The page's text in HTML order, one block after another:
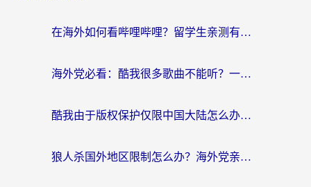
在海外如何看哔哩哔哩？留学生亲测有效的回国加速指南
海外党必看：酷我很多歌曲不能听？一招解决优酷版权限制+B站地域问题！
酷我由于版权保护仅限中国大陆怎么办？海外党亲测有效的解锁指南
狼人杀国外地区限制怎么办？海外党亲测有效的全场景回国加速指南